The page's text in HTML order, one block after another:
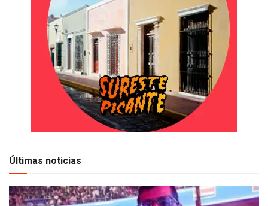
Últimas noticias